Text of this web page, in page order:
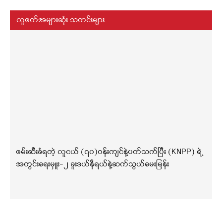
လူဖတ်အများဆုံး သတင်းများ
ဖမ်းဆီးခံရတဲ့ လူငယ် (၇၀)ဝန်းကျင်နဲ့ပတ်သက်ပြီး (KNPP) ရဲ့
အတွင်းရေးမှူး-၂ ခူးဒယ်နီရယ်နဲ့ဆက်သွယ်မေးမြန်း